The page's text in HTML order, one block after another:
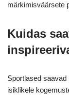
märkimisväärsete
Kuidas
Sportlased
isiklikele